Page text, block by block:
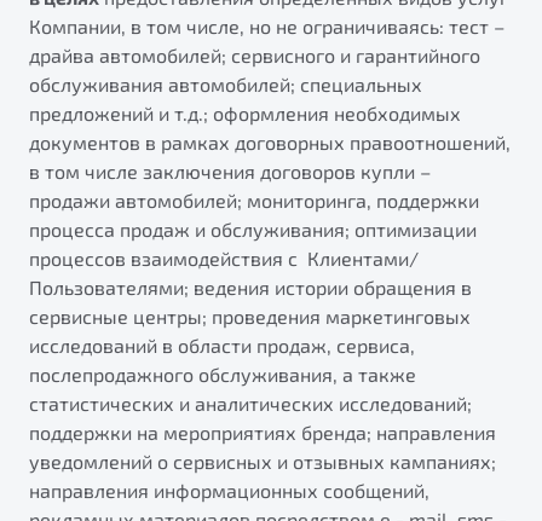
Компании, в том числе, но не ограничиваясь: тест –
драйва автомобилей; сервисного и гарантийного
обслуживания автомобилей; специальных
предложений и т.д.; оформления необходимых
документов в рамках договорных правоотношений,
в том числе заключения договоров купли –
продажи автомобилей; мониторинга, поддержки
процесса продаж и обслуживания; оптимизации
процессов взаимодействия с Клиентами/
Пользователями; ведения истории обращения в
сервисные центры; проведения маркетинговых
исследований в области продаж, сервиса,
послепродажного обслуживания, а также
статистических и аналитических исследований;
поддержки на мероприятиях бренда; направления
уведомлений о сервисных и отзывных кампаниях;
направления информационных сообщений,